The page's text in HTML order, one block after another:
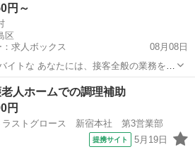
円～
区
求人ボックス
08月08日
イトな あなたには、接客全般の業務をお
様のご案内 お水の提供 料理の配膳 お
んが カウンター席のみなので移動が少
...
人ホームでの調理補助
円
ラストグロース 新宿本社 第3営業部
提携サイト 5月19日